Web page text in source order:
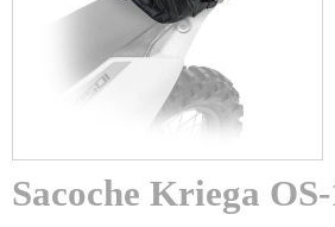
Sacoche Kriega